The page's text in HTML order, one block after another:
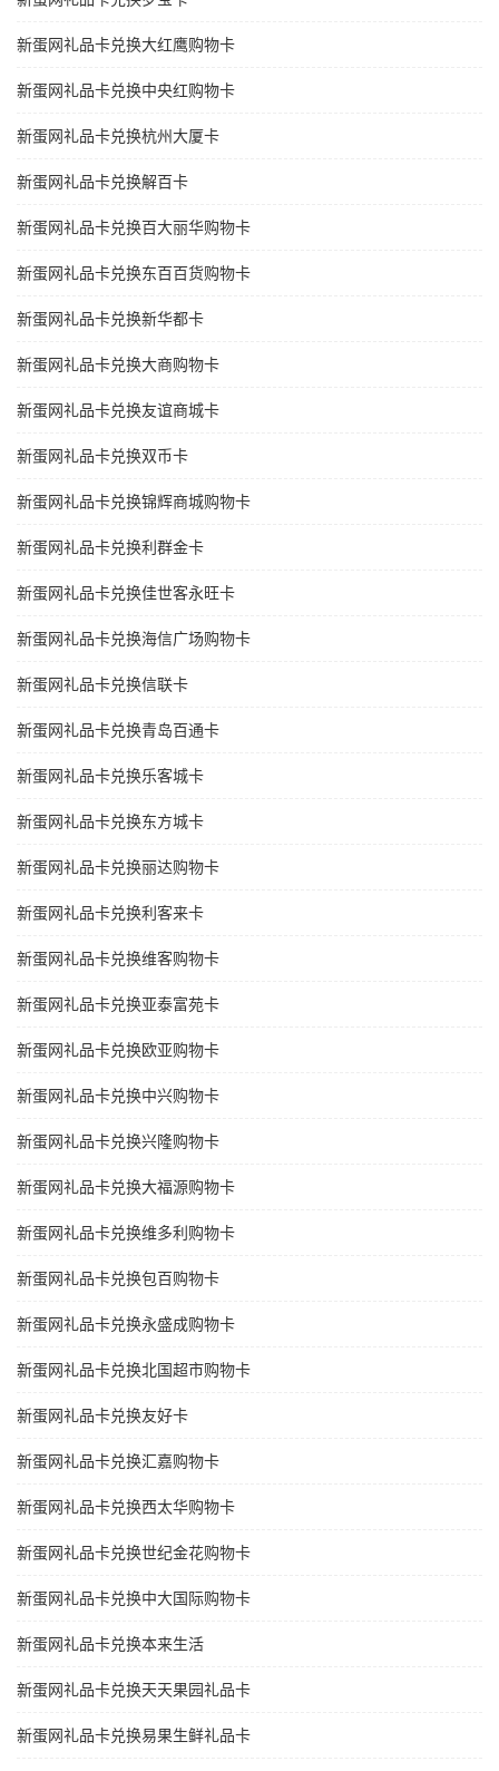
新蛋网礼品卡兑换大红鹰购物卡
新蛋网礼品卡兑换中央红购物卡
新蛋网礼品卡兑换杭州大厦卡
新蛋网礼品卡兑换解百卡
新蛋网礼品卡兑换百大丽华购物卡
新蛋网礼品卡兑换东百百货购物卡
新蛋网礼品卡兑换新华都卡
新蛋网礼品卡兑换大商购物卡
新蛋网礼品卡兑换友谊商城卡
新蛋网礼品卡兑换双币卡
新蛋网礼品卡兑换锦辉商城购物卡
新蛋网礼品卡兑换利群金卡
新蛋网礼品卡兑换佳世客永旺卡
新蛋网礼品卡兑换海信广场购物卡
新蛋网礼品卡兑换信联卡
新蛋网礼品卡兑换青岛百通卡
新蛋网礼品卡兑换乐客城卡
新蛋网礼品卡兑换东方城卡
新蛋网礼品卡兑换丽达购物卡
新蛋网礼品卡兑换利客来卡
新蛋网礼品卡兑换维客购物卡
新蛋网礼品卡兑换亚泰富苑卡
新蛋网礼品卡兑换欧亚购物卡
新蛋网礼品卡兑换中兴购物卡
新蛋网礼品卡兑换兴隆购物卡
新蛋网礼品卡兑换大福源购物卡
新蛋网礼品卡兑换维多利购物卡
新蛋网礼品卡兑换包百购物卡
新蛋网礼品卡兑换永盛成购物卡
新蛋网礼品卡兑换北国超市购物卡
新蛋网礼品卡兑换友好卡
新蛋网礼品卡兑换汇嘉购物卡
新蛋网礼品卡兑换西太华购物卡
新蛋网礼品卡兑换世纪金花购物卡
新蛋网礼品卡兑换中大国际购物卡
新蛋网礼品卡兑换本来生活
新蛋网礼品卡兑换天天果园礼品卡
新蛋网礼品卡兑换易果生鲜礼品卡